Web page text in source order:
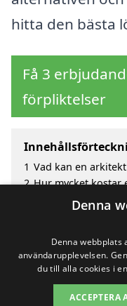
hitta den bästa
Få 3
förpliktelser
1 Vad kan en
2 Hur mycket kostar
Fördelar med att
Sök efter en
Denna
Denna
användarupplevelsen.
du till alla cookies i
ACCEPTERA